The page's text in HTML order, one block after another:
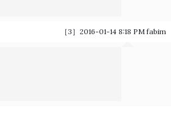
［3］2016-01-14 8:18 PM fabim